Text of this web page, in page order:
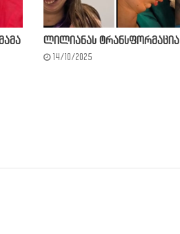
ლილიანას ტრანსფორმაცია
14/10/2025